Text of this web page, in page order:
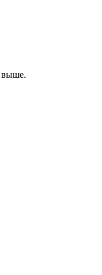
выше.